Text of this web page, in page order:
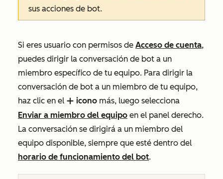
sus acciones de bot.
Si eres usuario con permisos de Acceso de cuenta,
puedes dirigir la conversación de bot a un
miembro específico de tu equipo. Para dirigir la
conversación de bot a un miembro de tu equipo,
haz clic en el add icono más, luego selecciona
Enviar a miembro del equipo en el panel derecho.
La conversación se dirigirá a un miembro del
equipo disponible, siempre que esté dentro del
horario de funcionamiento del bot.